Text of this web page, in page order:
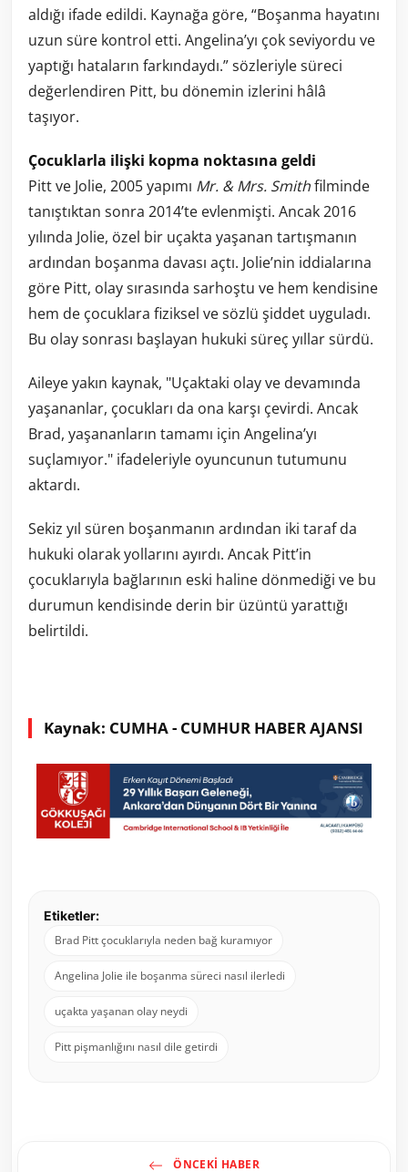
aldığı ifade edildi. Kaynağa göre, “Boşanma hayatını
uzun süre kontrol etti. Angelina’yı çok seviyordu ve
yaptığı hataların farkındaydı.” sözleriyle süreci
değerlendiren Pitt, bu dönemin izlerini hâlâ
taşıyor.
Çocuklarla ilişki kopma noktasına geldi
Pitt ve Jolie, 2005 yapımı Mr. & Mrs. Smithfilminde
tanıştıktan sonra 2014’te evlenmişti. Ancak 2016
yılında Jolie, özel bir uçakta yaşanan tartışmanın
ardından boşanma davası açtı. Jolie’nin iddialarına
göre Pitt, olay sırasında sarhoştu ve hem kendisine
hem de çocuklara fiziksel ve sözlü şiddet uyguladı.
Bu olay sonrası başlayan hukuki süreç yıllar sürdü.
Aileye yakın kaynak, "Uçaktaki olay ve devamında
yaşananlar, çocukları da ona karşı çevirdi. Ancak
Brad, yaşananların tamamı için Angelina’yı
suçlamıyor." ifadeleriyle oyuncunun tutumunu
aktardı.
Sekiz yıl süren boşanmanın ardından iki taraf da
hukuki olarak yollarını ayırdı. Ancak Pitt’in
çocuklarıyla bağlarının eski haline dönmediği ve bu
durumun kendisinde derin bir üzüntü yarattığı
belirtildi.
Kaynak: CUMHA - CUMHUR HABER AJANSI
Etiketler:
Brad Pitt çocuklarıyla neden bağ kuramıyor
Angelina Jolie ile boşanma süreci nasıl ilerledi
uçakta yaşanan olay neydi
Pitt pişmanlığını nasıl dile getirdi
ÖNCEKI HABER